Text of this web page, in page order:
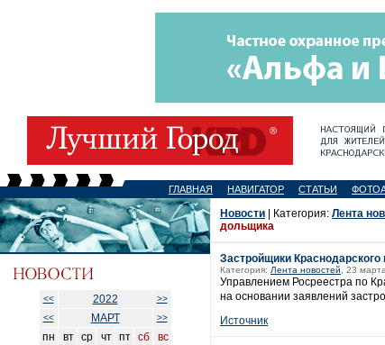
ГЛАВНАЯ НАВИГАТОР СТАТЬИ
<< 2022
>>
<<
МАРТ >>
пн вт ср чт пт сб
вс
Новости | Категория: Лента
дольщика
Застройщики
Категория: Лента новостей , 23
Управлением Росреестра по
на основании заявлений
Источник